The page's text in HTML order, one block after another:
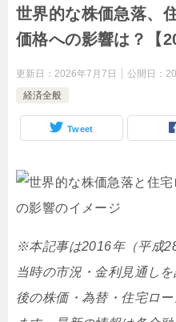
世界的な株価急落、
価格への影響は？【
更新日： 2026年7月7日 公開日：
経済全般
Tweet
※本記事は2016年（平成
当時の市況・金利見通し
後の株価・為替・住宅ロ